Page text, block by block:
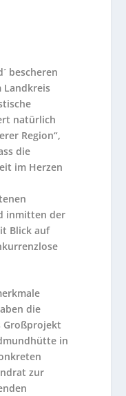
bescheren
Landkreis
natürlich
Region“,
die
im Herzen
inmitten der
Blick auf
die
Großprojekt
in
zur